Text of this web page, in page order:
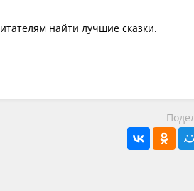
найти лучшие сказки.